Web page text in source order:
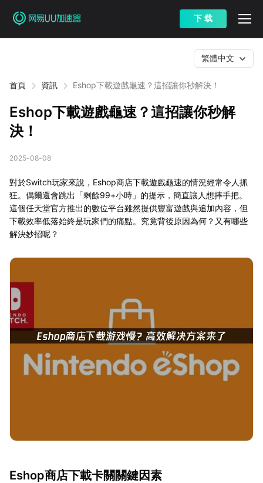
下 载
首頁 資訊 Eshop下載遊戲龜速？這招讓你秒解決！
繁體中文
Eshop下載遊戲龜速？這招讓你秒解
決！
2025-08-08
對於Switch玩家來說，Eshop商店下載遊戲龜速的情況經常令人抓
狂。偶爾還會跳出「剩餘99+小時」的提示，簡直讓人想摔手把。
這個任天堂官方推出的數位平台雖然提供豐富遊戲與追加內容，但
下載效率低落始終是玩家們的痛點。究竟背後原因為何？又有哪些
解決妙招呢？
Eshop商店下載卡關關鍵因素